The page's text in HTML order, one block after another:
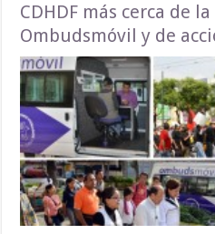
CDHDF más cerca de
Ombudsmóvil y de